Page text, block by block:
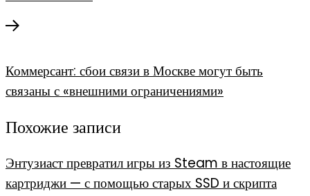
Коммерсант: сбои связи в Москве могут быть
связаны с «внешними ограничениями»
Похожие записи
Энтузиаст превратил игры из Steam в настоящие
картриджи — с помощью старых SSD и скрипта